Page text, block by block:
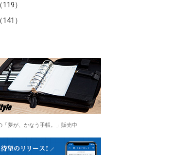
）
）
「夢が、かなう手帳。」販売中